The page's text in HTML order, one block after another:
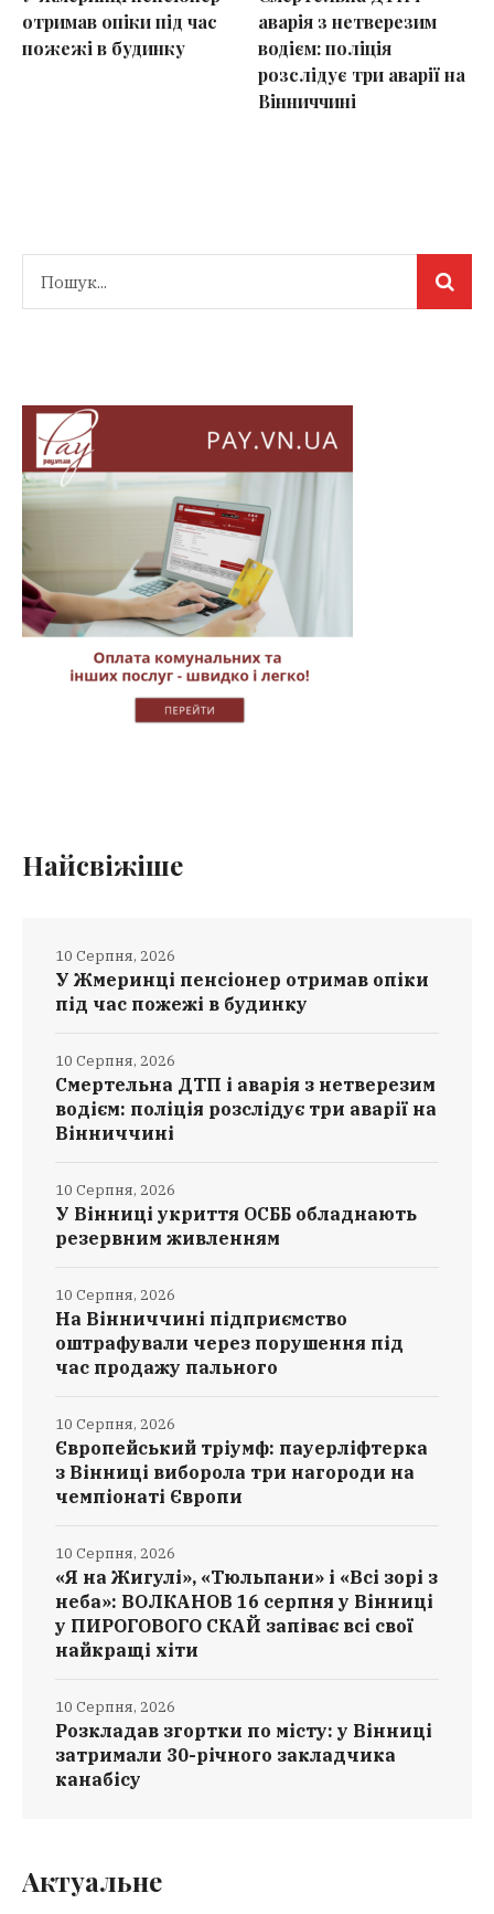
отримав опіки під час
пожежі в будинку
аварія з нетверезим
водієм: поліція
розслідує три аварії на
Вінниччині
Найсвіжіше
У Жмеринці пенсіонер отримав опіки
під час пожежі в будинку
10 Серпня, 2026
Смертельна ДТП і аварія з нетверезим
водієм: поліція розслідує три аварії на
Вінниччині
10 Серпня, 2026
У Вінниці укриття ОСББ обладнають
резервним живленням
10 Серпня, 2026
На Вінниччині підприємство
оштрафували через порушення під
час продажу пального
10 Серпня, 2026
Європейський тріумф: пауерліфтерка
з Вінниці виборола три нагороди на
чемпіонаті Європи
10 Серпня, 2026
«Я на Жигулі», «Тюльпани» і «Всі зорі з
неба»: ВОЛКАНОВ 16 серпня у Вінниці
у ПИРОГОВОГО СКАЙ запіває всі свої
найкращі хіти
10 Серпня, 2026
Розкладав згортки по місту: у Вінниці
затримали 30-річного закладчика
канабісу
10 Серпня, 2026
Актуальне